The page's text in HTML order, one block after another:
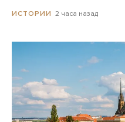
ИСТОРИИ 2 часа назад